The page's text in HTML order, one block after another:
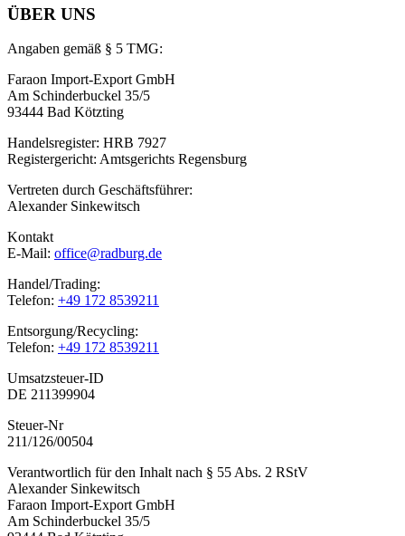
ÜBER UNS
Angaben gemäß § 5 TMG:
Faraon Import-Export GmbH
Am Schinderbuckel 35/5
93444 Bad Kötzting
Handelsregister: HRB 7927
Registergericht: Amtsgerichts Regensburg
Vertreten durch Geschäftsführer:
Alexander Sinkewitsch
Kontakt
E-Mail: office@radburg.de
Handel/Trading:
Telefon: +49 172 8539211
Entsorgung/Recycling:
Telefon: +49 172 8539211
Umsatzsteuer-ID
DE 211399904
Steuer-Nr
211/126/00504
Verantwortlich für den Inhalt nach § 55 Abs. 2 RStV
Alexander Sinkewitsch
Faraon Import-Export GmbH
Am Schinderbuckel 35/5